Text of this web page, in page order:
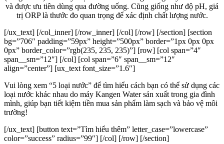
và được ưu tiên dùng qua đường uống. Cũng giống như độ pH, giá
trị ORP là thước đo quan trọng để xác định chất lượng nước.
[/ux_text] [/col_inner] [/row_inner] [/col] [/row] [/section] [section
bg=”706″ padding=”59px” height=”500px” border=”1px 0px 0px
0px” border_color=”rgb(235, 235, 235)”] [row] [col span=”4″
span__sm=”12″] [/col] [col span=”6″ span__sm=”12″
align=”center”] [ux_text font_size=”1.6″]
Vui lòng xem “5 loại nước” để tìm hiểu cách bạn có thể sử dụng các
loại nước khác nhau do máy Kangen Water sản xuất trong gia đình
mình, giúp bạn tiết kiệm tiền mua sản phẩm làm sạch và bảo vệ môi
trường!
[/ux_text] [button text=”Tìm hiểu thêm” letter_case=”lowercase”
color=”success” radius=”99″] [/col] [/row] [/section]